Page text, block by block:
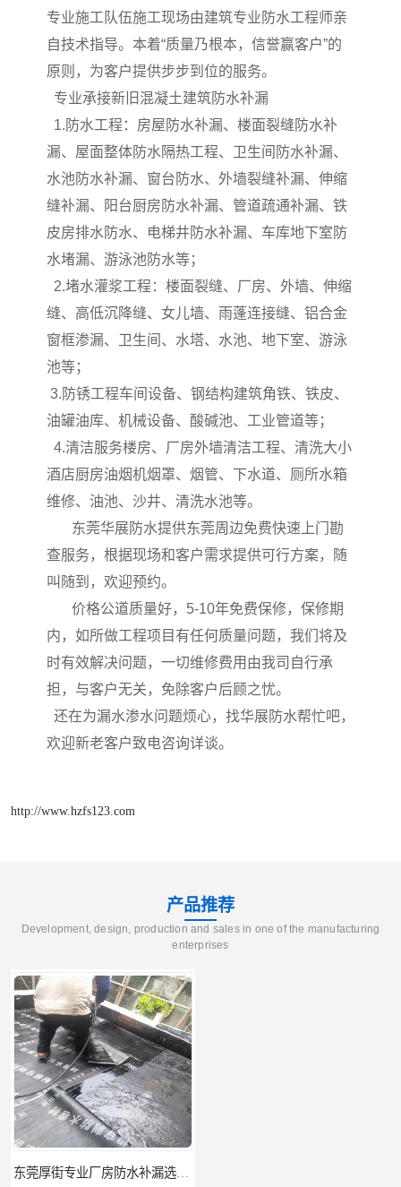
专业施工队伍施工现场由建筑专业防水工程师亲
自技术指导。本着“质量乃根本，信誉赢客户”的
原则，为客户提供步步到位的服务。
专业承接新旧混凝土建筑防水补漏
1.防水工程：房屋防水补漏、楼面裂缝防水补
漏、屋面整体防水隔热工程、卫生间防水补漏、
水池防水补漏、窗台防水、外墙裂缝补漏、伸缩
缝补漏、阳台厨房防水补漏、管道疏通补漏、铁
皮房排水防水、电梯井防水补漏、车库地下室防
水堵漏、游泳池防水等；
2.堵水灌浆工程：楼面裂缝、厂房、外墙、伸缩
缝、高低沉降缝、女儿墙、雨蓬连接缝、铝合金
窗框渗漏、卫生间、水塔、水池、地下室、游泳
池等；
3.防锈工程车间设备、钢结构建筑角铁、铁皮、
油罐油库、机械设备、酸碱池、工业管道等；
4.清洁服务楼房、厂房外墙清洁工程、清洗大小
酒店厨房油烟机烟罩、烟管、下水道、厕所水箱
维修、油池、沙井、清洗水池等。
东莞华展防水提供东莞周边免费快速上门勘
查服务，根据现场和客户需求提供可行方案，随
叫随到，欢迎预约。
价格公道质量好，5-10年免费保修，保修期
内，如所做工程项目有任何质量问题，我们将及
时有效解决问题，一切维修费用由我司自行承
担，与客户无关，免除客户后顾之忧。
还在为漏水渗水问题烦心，找华展防水帮忙吧，
欢迎新老客户致电咨询详谈。
http://www.hzfs123.com
产品推荐
Development, design, production and sales in one of the manufacturing
enterprises